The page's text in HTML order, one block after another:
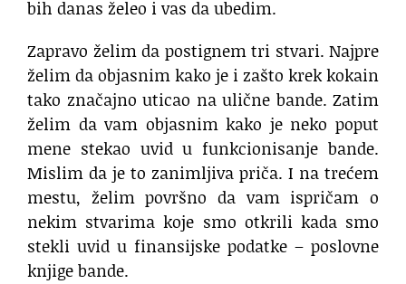
bih danas želeo i vas da ubedim.
Zapravo želim da postignem tri stvari. Najpre
želim da objasnim kako je i zašto krek kokain
tako značajno uticao na ulične bande. Zatim
želim da vam objasnim kako je neko poput
mene stekao uvid u funkcionisanje bande.
Mislim da je to zanimljiva priča. I na trećem
mestu, želim površno da vam ispričam o
nekim stvarima koje smo otkrili kada smo
stekli uvid u finansijske podatke – poslovne
knjige bande.